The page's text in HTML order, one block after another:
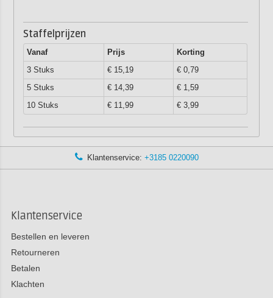
Staffelprijzen
Vanaf Prijs
Korting
3 Stuks
€ 15,19
€ 0,79
5 Stuks
€ 14,39
€ 1,59
10 Stuks
€ 11,99 € 3,99
Klantenservice: +3185 0220090
Klantenservice
Bestellen en leveren
Retourneren
Betalen
Klachten